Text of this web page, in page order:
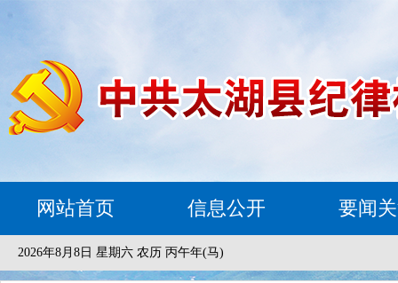
网站首页 信息公开 要闻
2026年8月8日 星期六 农历 丙午年(马)